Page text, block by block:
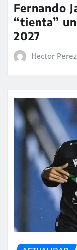
Fernando
“tienta”
2027
Hector Perez